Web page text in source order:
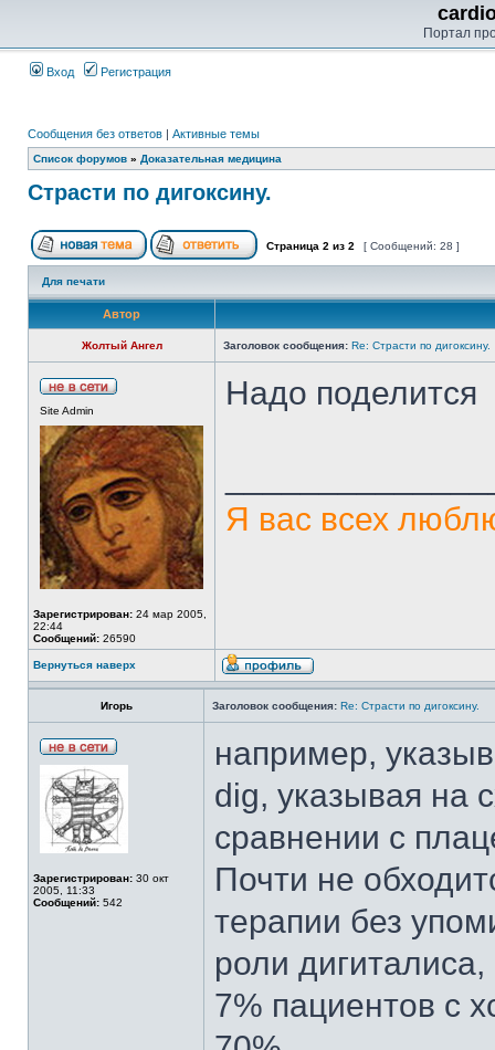
Портал
Вход Регистрация
Сообщения без ответов | Активные темы
Список форумов » Доказательная медицина
Страсти по дигоксину.
Страница 2 из 2 [ Сообщений: 28 ]
Для печати
Автор
Жолтый Ангел Заголовок сообщения: Re: Страсти по дигоксину.
Site Admin
Зарегистрирован: 24 мар 2005,
22:44
Сообщений: 26590
Надо поделится
Я вас всех
Вернуться наверх
Игорь Заголовок сообщения: Re: Страсти по дигоксину.
Зарегистрирован: 30 окт
2005, 11:33
Сообщений: 542
например,
dig, указывая на
сравнении с
Почти не
терапии без
роли
7% пациентов с